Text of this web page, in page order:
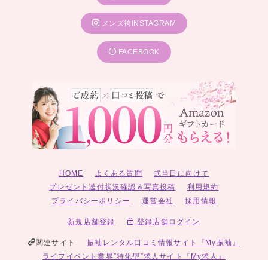
メンズ袴INSTAGRAM
FACEBOOK
HOME よくある質問
式当日に向けて
プレゼント送付状況確認＆写真投稿
利用規約
プライバシーポリシー
運営会社 採用情報
新規店舗登録 登録店舗ログイン
関連サイト
振袖レンタル口コミ情報サイト『My振袖』
ライフイベント業界”特化型”求人サイト『My求人』